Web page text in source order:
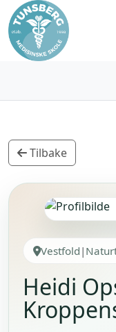
Tilbake
Vestfold |
Heidi